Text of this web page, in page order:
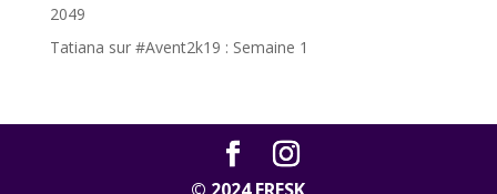
2049
Tatiana sur #Avent2k19 : Semaine 1